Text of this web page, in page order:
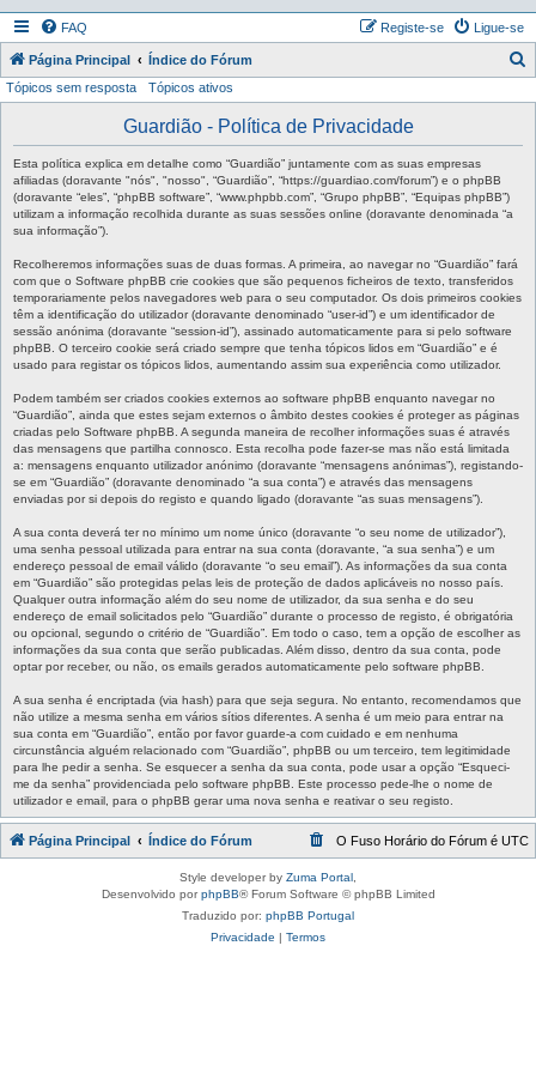
FAQ Ligue-se
Registe-se
Página Principal Índice do Fórum
Tópicos sem resposta Tópicos ativos
Guardião - Política de Privacidade
Esta política explica em detalhe como “Guardião” juntamente com as suas empresas
afiliadas (doravante "nós", "nosso", “Guardião”, “https://guardiao.com/forum”) e o phpBB
(doravante “eles”, “phpBB software”, “www.phpbb.com”, “Grupo phpBB”, “Equipas phpBB”)
utilizam a informação recolhida durante as suas sessões online (doravante denominada “a
sua informação”).
Recolheremos informações suas de duas formas. A primeira, ao navegar no “Guardião” fará
com que o Software phpBB crie cookies que são pequenos ficheiros de texto, transferidos
temporariamente pelos navegadores web para o seu computador. Os dois primeiros cookies
têm a identificação do utilizador (doravante denominado “user-id”) e um identificador de
sessão anónima (doravante “session-id”), assinado automaticamente para si pelo software
phpBB. O terceiro cookie será criado sempre que tenha tópicos lidos em “Guardião” e é
usado para registar os tópicos lidos, aumentando assim sua experiência como utilizador.
Podem também ser criados cookies externos ao software phpBB enquanto navegar no
“Guardião”, ainda que estes sejam externos o âmbito destes cookies é proteger as páginas
criadas pelo Software phpBB. A segunda maneira de recolher informações suas é através
das mensagens que partilha connosco. Esta recolha pode fazer-se mas não está limitada
a: mensagens enquanto utilizador anónimo (doravante “mensagens anónimas”), registando-
se em “Guardião” (doravante denominado “a sua conta”) e através das mensagens
enviadas por si depois do registo e quando ligado (doravante “as suas mensagens”).
A sua conta deverá ter no mínimo um nome único (doravante “o seu nome de utilizador”),
uma senha pessoal utilizada para entrar na sua conta (doravante, “a sua senha”) e um
endereço pessoal de email válido (doravante “o seu email”). As informações da sua conta
em “Guardião” são protegidas pelas leis de proteção de dados aplicáveis no nosso país.
Qualquer outra informação além do seu nome de utilizador, da sua senha e do seu
endereço de email solicitados pelo “Guardião” durante o processo de registo, é obrigatória
ou opcional, segundo o critério de “Guardião”. Em todo o caso, tem a opção de escolher as
informações da sua conta que serão publicadas. Além disso, dentro da sua conta, pode
optar por receber, ou não, os emails gerados automaticamente pelo software phpBB.
A sua senha é encriptada (via hash) para que seja segura. No entanto, recomendamos que
não utilize a mesma senha em vários sítios diferentes. A senha é um meio para entrar na
sua conta em “Guardião”, então por favor guarde-a com cuidado e em nenhuma
circunstância alguém relacionado com “Guardião”, phpBB ou um terceiro, tem legitimidade
para lhe pedir a senha. Se esquecer a senha da sua conta, pode usar a opção “Esqueci-
me da senha” providenciada pelo software phpBB. Este processo pede-lhe o nome de
utilizador e email, para o phpBB gerar uma nova senha e reativar o seu registo.
Página Principal Índice do Fórum O Fuso Horário do Fórum é UTC
Style developer by Zuma Portal
Desenvolvido porphpBB® Forum Software © phpBB Limited
Traduzido por: phpBB Portugal
Privacidade | Termos